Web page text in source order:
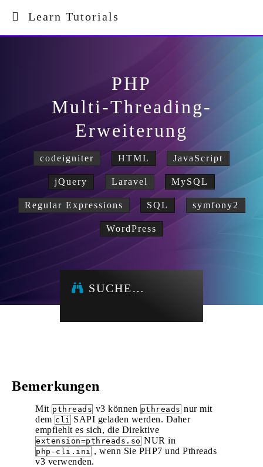
Learn Tutorials
PHP
Multi-Threading-
Erweiterung
codeigniter HTML JavaScript
jQuery Laravel MySQL
Regular Expressions SQL symfony2
WordPress
SUCHE…
Bemerkungen
Mit pthreads v3 können pthreads nur mit
dem cli SAPI geladen werden. Daher
empfiehlt es sich, die Direktive
extension=pthreads.so NUR in
php-cli.ini , wenn Sie PHP7 und Pthreads
v3 verwenden.